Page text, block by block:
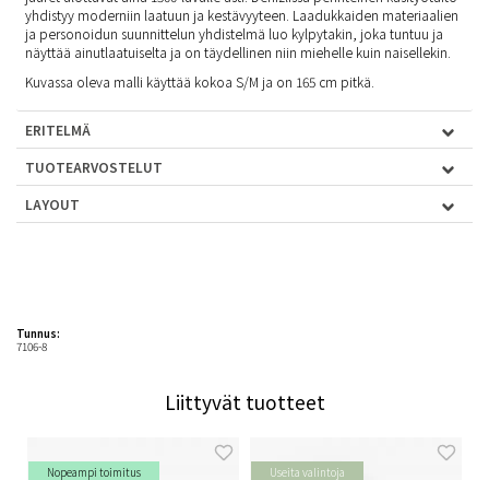
yhdistyy moderniin laatuun ja kestävyyteen. Laadukkaiden materiaalien
ja personoidun suunnittelun yhdistelmä luo kylpytakin, joka tuntuu ja
näyttää ainutlaatuiselta ja on täydellinen niin miehelle kuin naisellekin.
Kuvassa oleva malli käyttää kokoa S/M ja on 165 cm pitkä.
ERITELMÄ
TUOTEARVOSTELUT
LAYOUT
Tunnus:
7106-8
Liittyvät tuotteet
Nopeampi toimitus Useita valintoja